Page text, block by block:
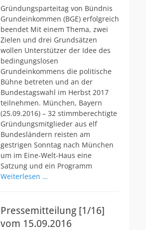
t
m
ö
f
f
e
n
t
l
i
c
h
t
a
m
o
r
Gründungsparteitag von Bündnis
Grundeinkommen (BGE) erfolgreich
beendet Mit einem Thema, zwei
Zielen und drei Grundsätzen
wollen Unterstützer der Idee des
bedingungslosen
Grundeinkommens die politische
Bühne betreten und an der
Bundestagswahl im Herbst 2017
teilnehmen. München, Bayern
(25.09.2016) – 32 stimmberechtigte
Gründungsmitglieder aus elf
Bundesländern reisten am
gestrigen Sonntag nach München
um im Eine-Welt-Haus eine
Satzung und ein Programm
Weiterlesen …
Pressemitteilung [1/16]
vom 15.09.2016